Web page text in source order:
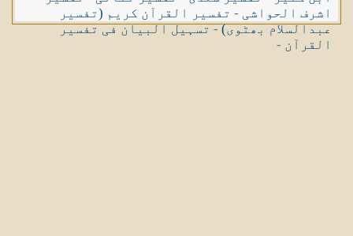
اشرف الحواشی - تفسیر القرآن کریم (تفسیر
عبدالسلام بھٹوی)-تسہیل البیان فی تفسیر
القرآن -